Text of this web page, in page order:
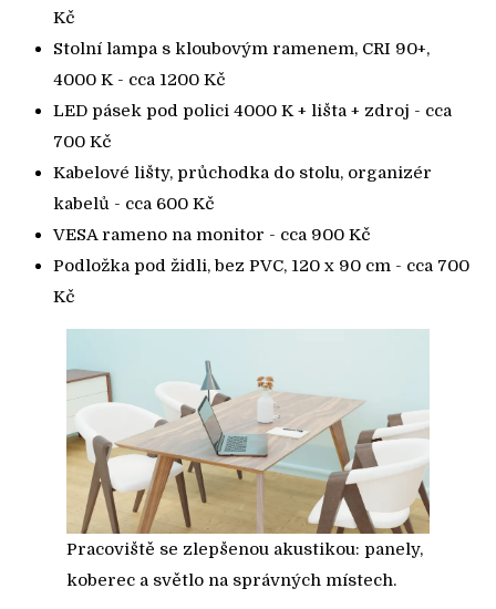
Kč
Stolní lampa s kloubovým ramenem, CRI 90+,
4000 K - cca 1200 Kč
LED pásek pod polici 4000 K + lišta + zdroj - cca
700 Kč
Kabelové lišty, průchodka do stolu, organizér
kabelů - cca 600 Kč
VESA rameno na monitor - cca 900 Kč
Podložka pod židli, bez PVC, 120 x 90 cm - cca 700
Kč
Pracoviště se zlepšenou akustikou: panely,
koberec a světlo na správných místech.